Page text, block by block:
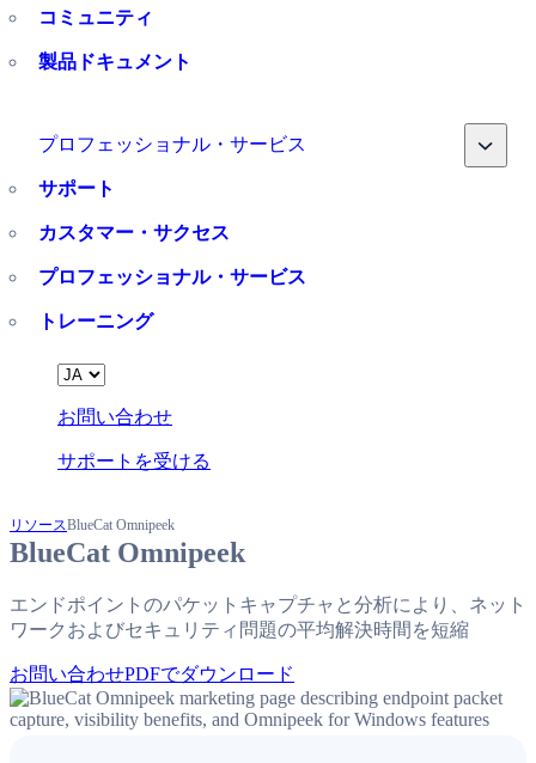
コミュニティ
製品ドキュメント
プロフェッショナル・サービス
サポート
カスタマー・サクセス
プロフェッショナル・サービス
トレーニング
お問い合わせ
サポートを受ける
Language
リソースBlueCat Omnipeek
BlueCat Omnipeek
エンドポイントのパケットキャプチャと分析により、ネット
ワークおよびセキュリティ問題の平均解決時間を短縮
お問い合わせPDFでダウンロード